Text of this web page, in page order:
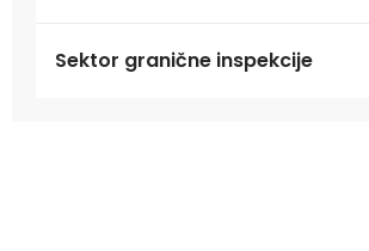
Sektor granične inspekcije